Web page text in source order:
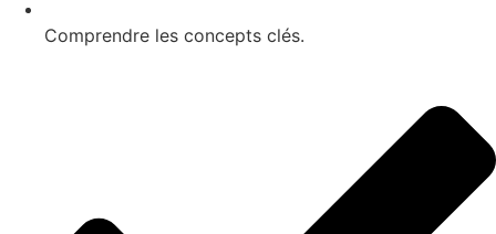
Comprendre les concepts clés.